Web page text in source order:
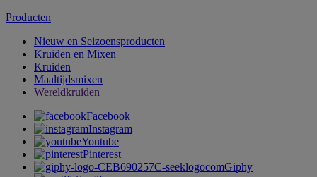
Producten
Nieuw en Seizoensproducten
Kruiden en Mixen
Kruiden
Maaltijdsmixen
Wereldkruiden
Facebook
Instagram
Youtube
Pinterest
Giphy